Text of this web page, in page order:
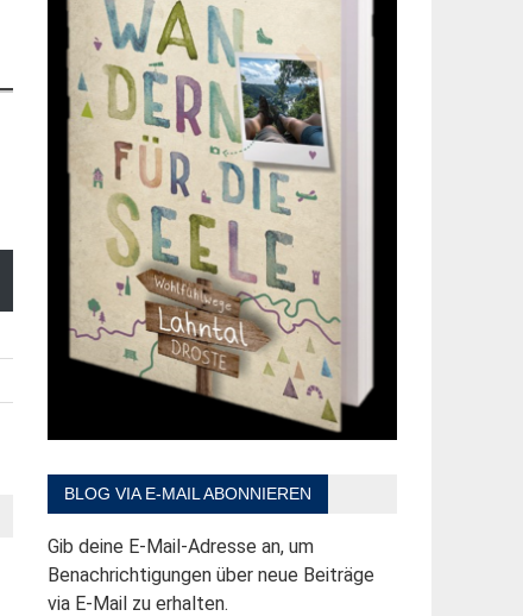
BLOG VIA E-MAIL ABONNIEREN
Gib deine E-Mail-Adresse an, um
Benachrichtigungen über neue Beiträge
via E-Mail zu erhalten.